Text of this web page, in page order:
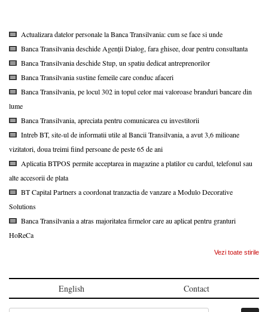
Actualizara datelor personale la Banca Transilvania: cum se face si unde
Banca Transilvania deschide Agenții Dialog, fara ghisee, doar pentru consultanta
Banca Transilvania deschide Stup, un spatiu dedicat antreprenorilor
Banca Transilvania sustine femeile care conduc afaceri
Banca Transilvania, pe locul 302 in topul celor mai valoroase branduri bancare din
lume
Banca Transilvania, apreciata pentru comunicarea cu investitorii
Intreb BT, site-ul de informatii utile al Bancii Transilvania, a avut 3,6 milioane
vizitatori, doua treimi fiind persoane de peste 65 de ani
Aplicatia BTPOS permite acceptarea in magazine a platilor cu cardul, telefonul sau
alte accesorii de plata
BT Capital Partners a coordonat tranzactia de vanzare a Modulo Decorative
Solutions
Banca Transilvania a atras majoritatea firmelor care au aplicat pentru granturi
HoReCa
Vezi toate stirile
English Contact